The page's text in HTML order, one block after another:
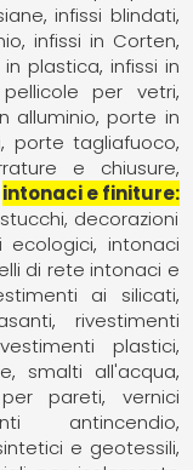
infissi blindati
infissi in Corten
in plastica infissi in
pellicole per vetri
alluminio porte in
porte tagliafuoco
e chiusure
intonaci e finiture
decorazioni
ecologici intonaci
di rete intonaci e
ai silicati
rivestimenti
plastici
smalti all'acqua
pareti
vernici
antincendio
e geotessili